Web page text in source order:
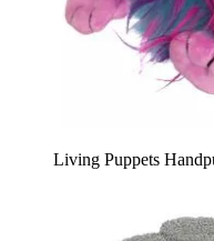
Living Puppets